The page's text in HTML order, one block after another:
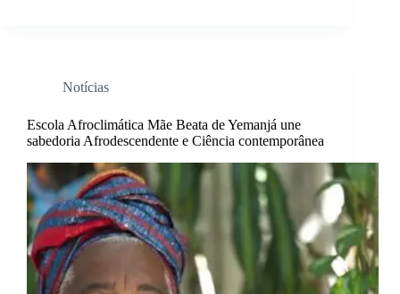
Notícias
Escola Afroclimática Mãe Beata de Yemanjá une
sabedoria Afrodescendente e Ciência contemporânea